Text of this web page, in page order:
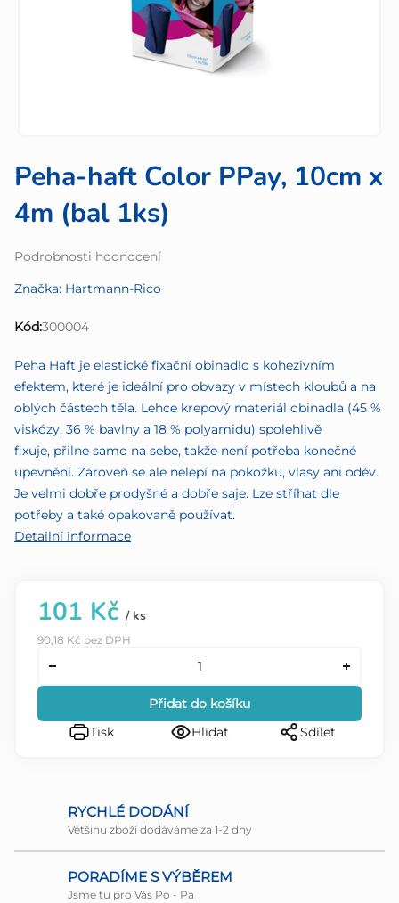
Peha-haft Color PPay, 10cm x
4m (bal 1ks)
Průměrné
produktu
0,0
hvězdiček.
Podrobnosti hodnocení
Značka: Hartmann-Rico
Kód:300004
Peha Haft je elastické fixační obinadlo s kohezivním
efektem, které je ideální pro obvazy v místech kloubů a na
oblých částech těla. Lehce krepový materiál obinadla (45 %
viskózy, 36 % bavlny a 18 % polyamidu) spolehlivě
fixuje, přilne samo na sebe, takže není potřeba konečné
upevnění. Zároveň se ale nelepí na pokožku, vlasy ani oděv.
Je velmi dobře prodyšné a dobře saje. Lze stříhat dle
potřeby a také opakovaně používat.
Detailní informace
101 Kč / ks
90,18 Kč bez DPH
Přidat do košíku
Tisk
Hlídat Sdílet
RYCHLÉ DODÁNÍ
Většinu zboží dodáváme za 1-2 dny
PORADÍME S VÝBĚREM
Jsme tu pro Vás Po - Pá